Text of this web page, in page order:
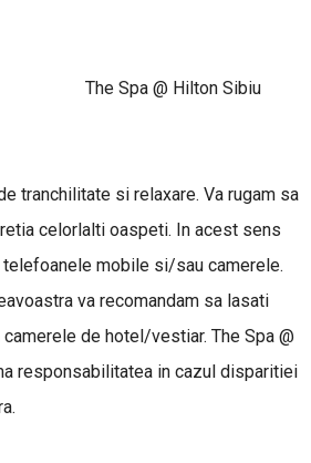
Hilton Sibiu
tranchilitate si relaxare. Va rugam sa
celorlalti oaspeti. In acest sens
mobile si/sau camerele.
va recomandam sa lasati
de hotel/vestiar. The Spa @
responsabilitatea in cazul disparitiei